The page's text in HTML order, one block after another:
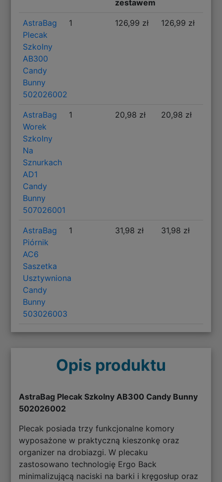
zestawem
AstraBag
Plecak
Szkolny
AB300
Candy
Bunny
502026002
1 126,99 zł 126,99 zł
AstraBag
Worek
Szkolny
Na
Sznurkach
AD1
Candy
Bunny
507026001
1 20,98 zł 20,98 zł
AstraBag
Piórnik
AC6
Saszetka
Usztywniona
Candy
Bunny
503026003
1 31,98 zł 31,98 zł
Opis produktu
AstraBag Plecak Szkolny AB300 Candy Bunny
502026002
Plecak posiada trzy funkcjonalne komory
wyposażone w praktyczną kieszonkę oraz
organizer na drobiazgi. W plecaku
zastosowano technologię Ergo Back
minimalizującą naciski na barki i kręgosłup oraz